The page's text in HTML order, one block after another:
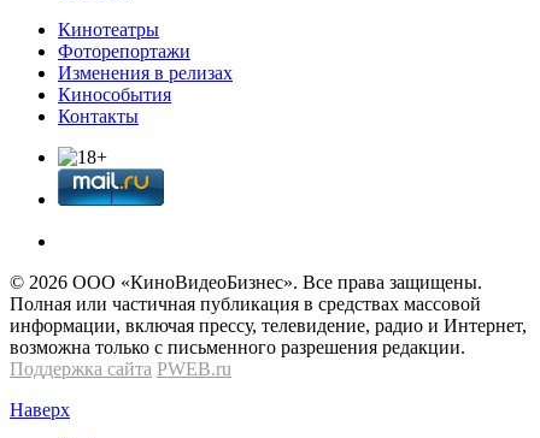
Кинотеатры
Фоторепортажи
Изменения в релизах
Кинособытия
Контакты
© 2026 OOО «КиноВидеоБизнес». Все права защищены.
Полная или частичная публикация в средствах массовой
информации, включая прессу, телевидение, радио и Интернет,
возможна только с письменного разрешения редакции.
Поддержка сайта PWEB.ru
Наверх